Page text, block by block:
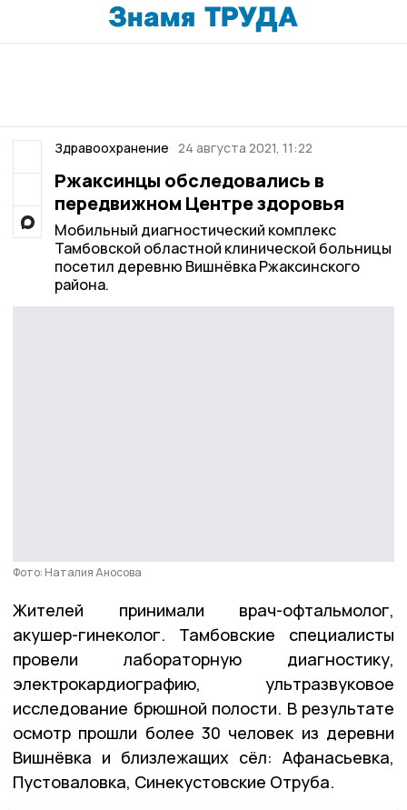
Здравоохранение 24 августа 2021, 11:22
Ржаксинцы обследовались в
передвижном Центре здоровья
Мобильный диагностический комплекс
Тамбовской областной клинической больницы
посетил деревню Вишнёвка Ржаксинского
района.
Фото: Наталия Аносова
Жителей принимали врач-офтальмолог,
акушер-гинеколог. Тамбовские специалисты
провели лабораторную диагностику,
электрокардиографию, ультразвуковое
исследование брюшной полости. В результате
осмотр прошли более 30 человек из деревни
Вишнёвка и близлежащих сёл: Афанасьевка,
Пустоваловка, Синекустовские Отруба.